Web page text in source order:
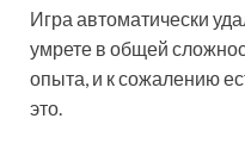
Игра автоматически
умрете в общей
опыта, и к сожалению
это.